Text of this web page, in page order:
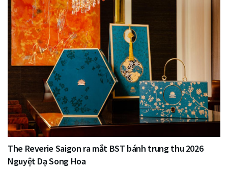
The Reverie Saigon ra mắt BST bánh trung thu 2026
Nguyệt Dạ Song Hoa